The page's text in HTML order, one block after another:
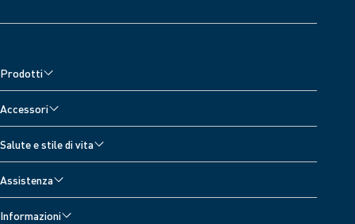
Prodotti
Nebulizzatori e saturimetro
Dispositivi per il trattamento del dolore
Bilance digitali
Termometri
Accessori
Accessori per nebulizzatori
Accessori per dispositivi per il trattamento del dolore
Accessori termometro
Salute e stile di vita
Diario della pressione arteriosa
Assistenza
Informazioni